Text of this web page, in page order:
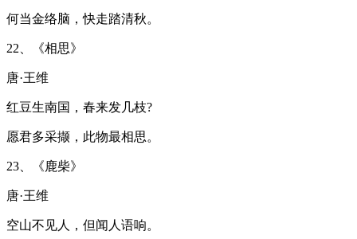
何当金络脑，快走踏清秋。
22、《相思》
唐·王维
红豆生南国，春来发几枝?
愿君多采撷，此物最相思。
23、《鹿柴》
唐·王维
空山不见人，但闻人语响。